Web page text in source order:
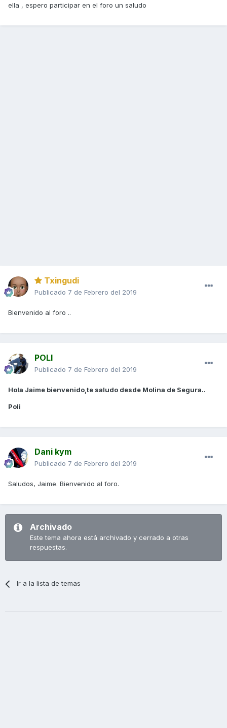
ella , espero participar en el foro un saludo
Txingudi
Publicado 7 de Febrero del 2019
Bienvenido al foro ..
POLI
Publicado 7 de Febrero del 2019
Hola Jaime bienvenido,te saludo desde Molina de Segura..
Poli
Dani kym
Publicado 7 de Febrero del 2019
Saludos, Jaime. Bienvenido al foro.
Archivado
Este tema ahora está archivado y cerrado a otras
respuestas.
Ir a la lista de temas